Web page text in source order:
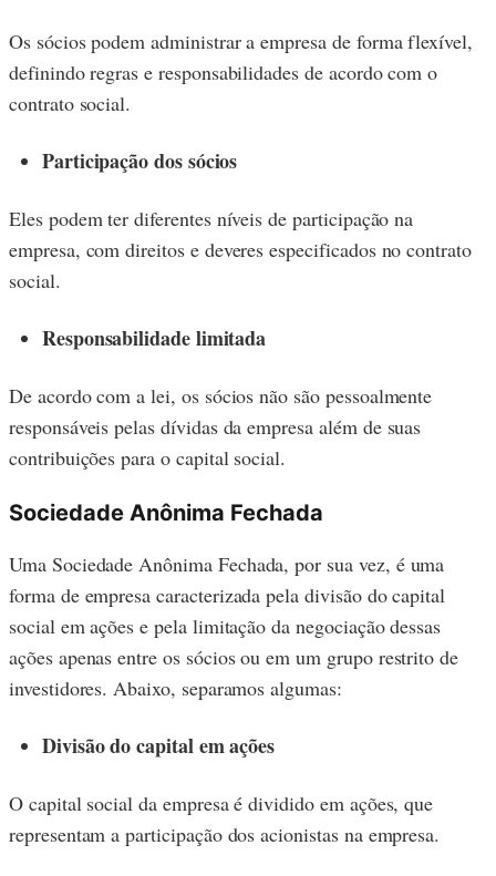
Os sócios podem administrar a empresa de forma flexível,
definindo regras e responsabilidades de acordo com o
contrato social.
Participação dos sócios
Eles podem ter diferentes níveis de participação na
empresa, com direitos e deveres especificados no contrato
social.
Responsabilidade limitada
De acordo com a lei, os sócios não são pessoalmente
responsáveis pelas dívidas da empresa além de suas
contribuições para o capital social.
Sociedade Anônima Fechada
Uma Sociedade Anônima Fechada, por sua vez, é uma
forma de empresa caracterizada pela divisão do capital
social em ações e pela limitação da negociação dessas
ações apenas entre os sócios ou em um grupo restrito de
investidores. Abaixo, separamos algumas:
Divisão do capital em ações
O capital social da empresa é dividido em ações, que
representam a participação dos acionistas na empresa.